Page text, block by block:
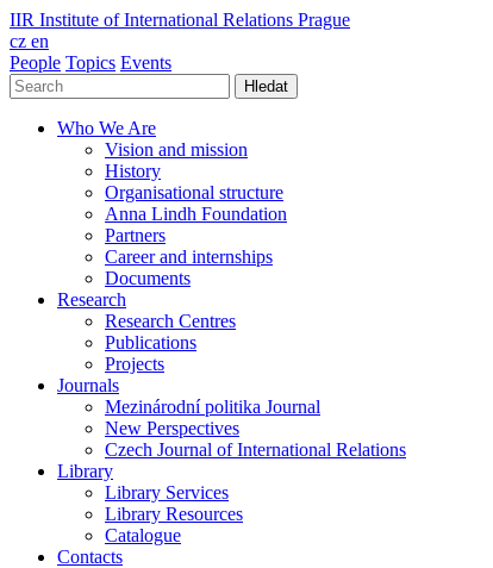
IIR Institute of International Relations Prague
cz en
People Topics Events
Hledat
Who We Are
Vision and mission
History
Organisational structure
Anna Lindh Foundation
Partners
Career and internships
Documents
Research
Research Centres
Publications
Projects
Journals
Mezinárodní politika Journal
New Perspectives
Czech Journal of International Relations
Library
Library Services
Library Resources
Catalogue
Contacts